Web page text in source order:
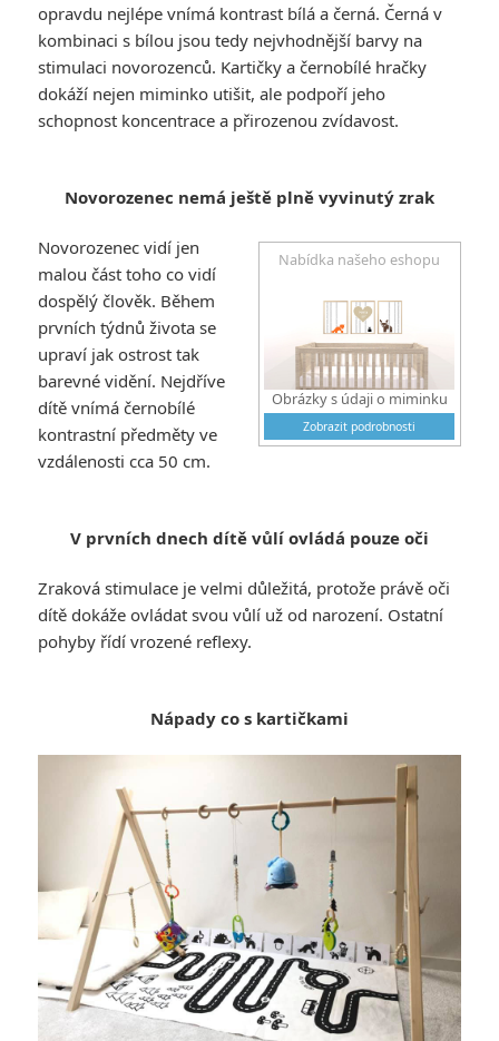
opravdu nejlépe vnímá kontrast bílá a černá. Černá v
kombinaci s bílou jsou tedy nejvhodnější barvy na
stimulaci novorozenců. Kartičky a černobílé hračky
dokáží nejen miminko utišit, ale podpoří jeho
schopnost koncentrace a přirozenou zvídavost.
Novorozenec nemá ještě plně vyvinutý zrak
Nabídka našeho eshopu
Obrázky s údaji o miminku
Zobrazit podrobnosti
Novorozenec vidí jen
malou část toho co vidí
dospělý člověk. Během
prvních týdnů života se
upraví jak ostrost tak
barevné vidění. Nejdříve
dítě vnímá černobílé
kontrastní předměty ve
vzdálenosti cca 50 cm.
V prvních dnech dítě vůlí ovládá pouze oči
Zraková stimulace je velmi důležitá, protože právě oči
dítě dokáže ovládat svou vůlí už od narození. Ostatní
pohyby řídí vrozené reflexy.
Nápady co s kartičkami